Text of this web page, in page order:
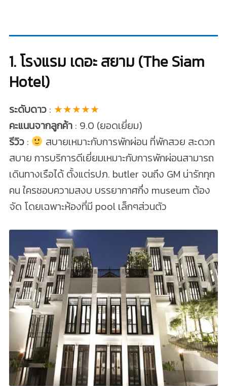
1. โรงแรม เดอะ สยาม (The Siam
Hotel)
ระดับดาว: ★★★★★
คะแนนจากลูกค้า: 9.0 (ยอดเยี่ยม)
รีวิว:
สบายเหมาะกับการพักผ่อน ที่พักสวย สะดวก
สบาย การบริการดีเยี่ยมเหมาะกับการพักผ่อนสามารถ
เดินทางเรือได้ ตั้งแต่รปภ. butler จนถึง GM น่ารักทุก
คน ใครชอบความสงบ บรรยากาศกึ่ง museum ต้อง
จัด โดยเฉพาะห้องที่มี pool เล็กๆส่วนตัว